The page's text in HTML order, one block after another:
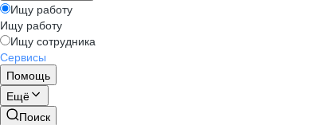
Ищу работу
Ищу работу
Ищу сотрудника
Сервисы
Помощь
Ещё
Поиск